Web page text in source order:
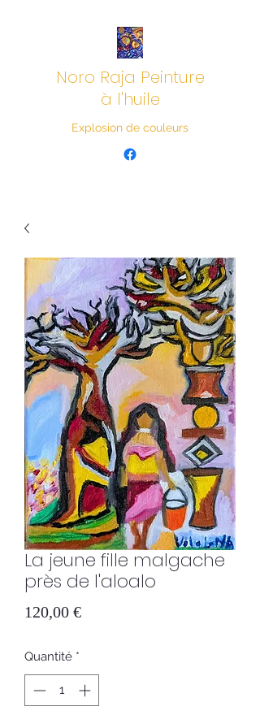
Noro Raja Peinture
à l'huile
Explosion de couleurs
La jeune fille malgache
près de l'aloalo
120,00 €Prix
Quantité *